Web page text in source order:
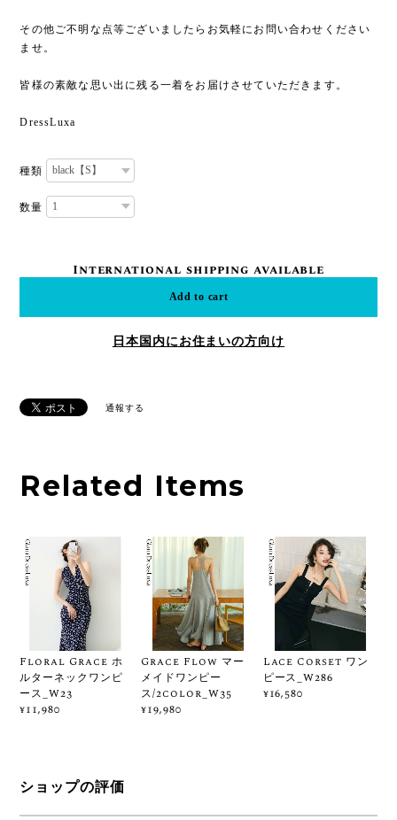
その他ご不明な点等ございましたらお気軽にお問い合わせください
ませ。
皆様の素敵な思い出に残る一着をお届けさせていただきます。
DressLuxa
種類
数量
International shipping available
Add to cart
日本国内にお住まいの方向け
通報する
Related Items
Floral Grace ホ
ルターネックワンピ
ース_W23
¥11,980
Grace Flow マー
メイドワンピー
ス/2color_W35
¥19,980
Lace Corset ワン
ピース_W286
¥16,580
ショップの評価